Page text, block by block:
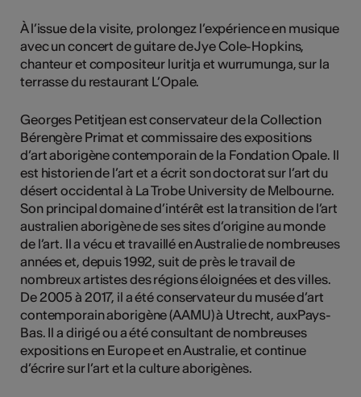
À l’issue de la visite, prolongez l’expérience en musique
avec un concert de guitare de Jye Cole-Hopkins,
chanteur et compositeur luritja et wurrumunga, sur la
terrasse du restaurant L’Opale.
Georges Petitjean est conservateur de la Collection
Bérengère Primat et commissaire des expositions
d’art aborigène contemporain de la Fondation Opale. Il
est historien de l’art et a écrit son doctorat sur l’art du
désert occidental à La Trobe University de Melbourne.
Son principal domaine d’intérêt est la transition de l’art
australien aborigène de ses sites d’origine au monde
de l’art. Il a vécu et travaillé en Australie de nombreuses
années et, depuis 1992, suit de près le travail de
nombreux artistes des régions éloignées et des villes.
De 2005 à 2017, il a été conservateur du musée d’art
contemporain aborigène (AAMU) à Utrecht, auxPays-
Bas. Il a dirigé ou a été consultant de nombreuses
expositions en Europe et en Australie, et continue
d’écrire sur l’art et la culture aborigènes.